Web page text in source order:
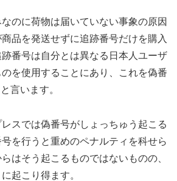
のに荷物は届いていない事象の原因
品を発送せずに追跡番号だけを購入
番号は自分とは異なる日本人ユーザ
を使用することにあり、これを偽番
言います。
スでは偽番号がしょっちゅう起こる
を行うと重めのペナルティを科せら
はそう起こるものではないものの、
起こり得ます。